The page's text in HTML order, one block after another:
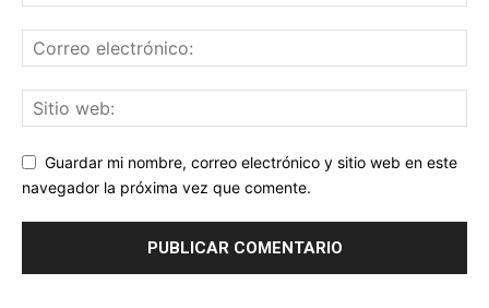
Guardar mi nombre, correo electrónico y sitio web en este
navegador la próxima vez que comente.